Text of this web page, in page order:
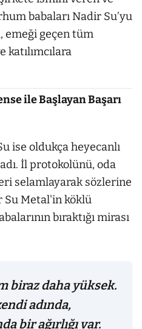
babaları Nadir Su’yu
emeği geçen tüm
katılımcılara
ile Başlayan Başarı
ise oldukça heyecanlı
İl protokolünü, oda
selamlayarak sözlerine
Su Metal'in köklü
bıraktığı mirası
biraz daha yüksek.
adında,
bir ağırlığı var.